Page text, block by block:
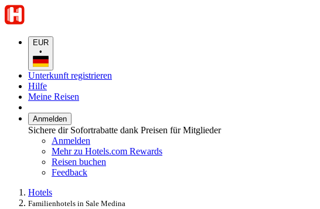
EUR
•
Unterkunft registrieren
Hilfe
Meine Reisen
Anmelden
Sichere dir Sofortrabatte dank Preisen für Mitglieder
Anmelden
Mehr zu Hotels.com Rewards
Reisen buchen
Feedback
Hotels
Familienhotels in Sale Medina